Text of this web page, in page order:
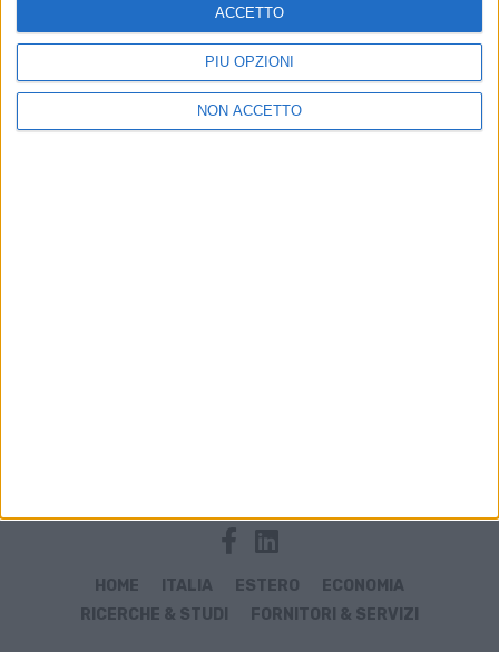
PIÙ OPZIONI
NON ACCETTO
ACCETTO
HOME ITALIA ESTERO
ECONOMIA
RICERCHE & STUDI
FORNITORI & SERVIZI